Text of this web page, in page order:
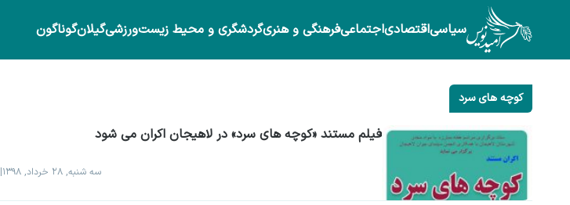
سیاسیاقتصادیاجتماعیفرهنگی و هنریگردشگری و محیط زیستورزشیگیلانگوناگون
کوچه های سرد
فیلم مستند «کوچه های سرد» در لاهیجان اکران می شود
سه شنبه, ۲۸ خرداد, ۱۳۹۸ |